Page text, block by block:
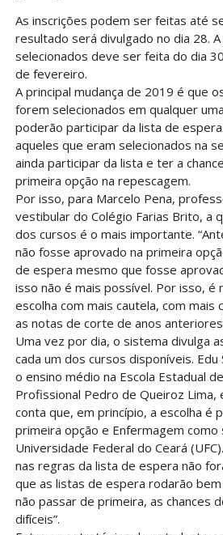
As inscrições podem ser feitas até
resultado será divulgado no dia 28.
selecionados deve ser feita do dia
de fevereiro.
A principal mudança de 2019 é que
forem selecionados em qualquer
poderão participar da lista de
aqueles que eram selecionados na
ainda participar da lista e ter a
primeira opção na repescagem.
Por isso, para Marcelo Pena,
vestibular do Colégio Farias Brito, a
dos cursos é o mais importante.
não fosse aprovado na primeira
de espera mesmo que fosse
isso não é mais possível. Por isso, é
escolha com mais cautela, com mais
as notas de corte de anos
Uma vez por dia, o sistema divulga
cada um dos cursos disponíveis.
o ensino médio na Escola Estadual
Profissional Pedro de Queiroz Lima,
conta que, em princípio, a escolha é
primeira opção e Enfermagem como
Universidade Federal do Ceará
nas regras da lista de espera não
que as listas de espera rodarão
não passar de primeira, as chances
difíceis”.